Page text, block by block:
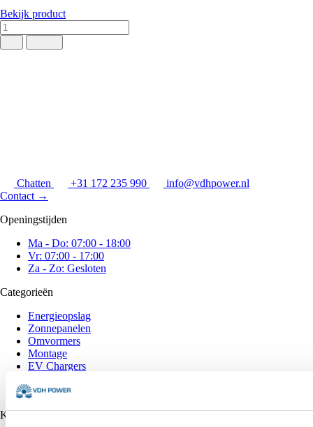
Bekijk product
Chatten +31 172 235 990
info@vdhpower.nl
Contact →
Openingstijden
Ma - Do: 07:00 - 18:00
Vr: 07:00 - 17:00
Za - Zo: Gesloten
Categorieën
Energieopslag
Zonnepanelen
Omvormers
Montage
EV Chargers
Alle Merken
Klantenservice